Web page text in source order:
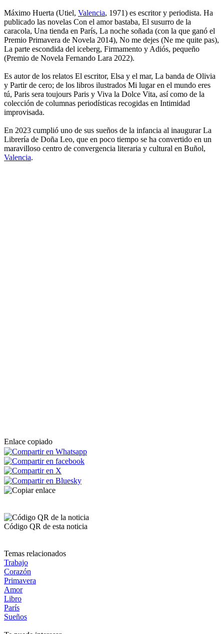
Máximo Huerta (Utiel, Valencia, 1971) es escritor y periodista. Ha
publicado las novelas Con el amor bastaba, El susurro de la
caracola, Una tienda en París, La noche soñada (con la que ganó el
Premio Primavera de Novela 2014), No me dejes (Ne me quite pas),
La parte escondida del iceberg, Firmamento y Adiós, pequeño
(Premio de Novela Fernando Lara 2022).
Es autor de los relatos El escritor, Elsa y el mar, La banda de Olivia
y Partir de cero; de los libros ilustrados Mi lugar en el mundo eres
tú, Paris sera toujours Paris y Viva la Dolce Vita, así como de la
colección de columnas periodísticas recogidas en Intimidad
improvisada.
En 2023 cumplió uno de sus sueños de la infancia al inaugurar La
Librería de Doña Leo, que en poco tiempo se ha convertido en un
maravilloso centro de convergencia literaria y cultural en Buñol,
Valencia.
Enlace copiado
Código QR de esta noticia
Temas relacionados
Trabajo
Corazón
Primavera
Amor
Libro
París
Sueños